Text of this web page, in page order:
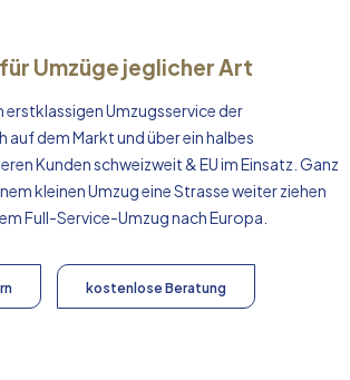
Umzüge jeglicher Art
erstklassigen Umzugsservice der
auf dem Markt und über ein halbes
Kunden schweizweit & EU im Einsatz. Ganz
kleinen Umzug eine Strasse weiter ziehen
Full-Service-Umzug nachEuropa
kostenlose Beratung